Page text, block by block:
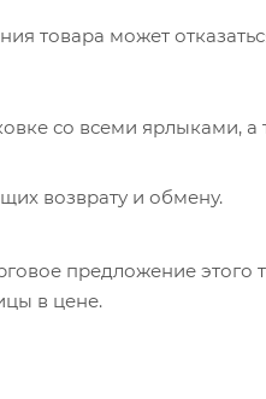
товара может
со всеми ярлыками, а
возврату и обмену.
предложение этого
в цене.